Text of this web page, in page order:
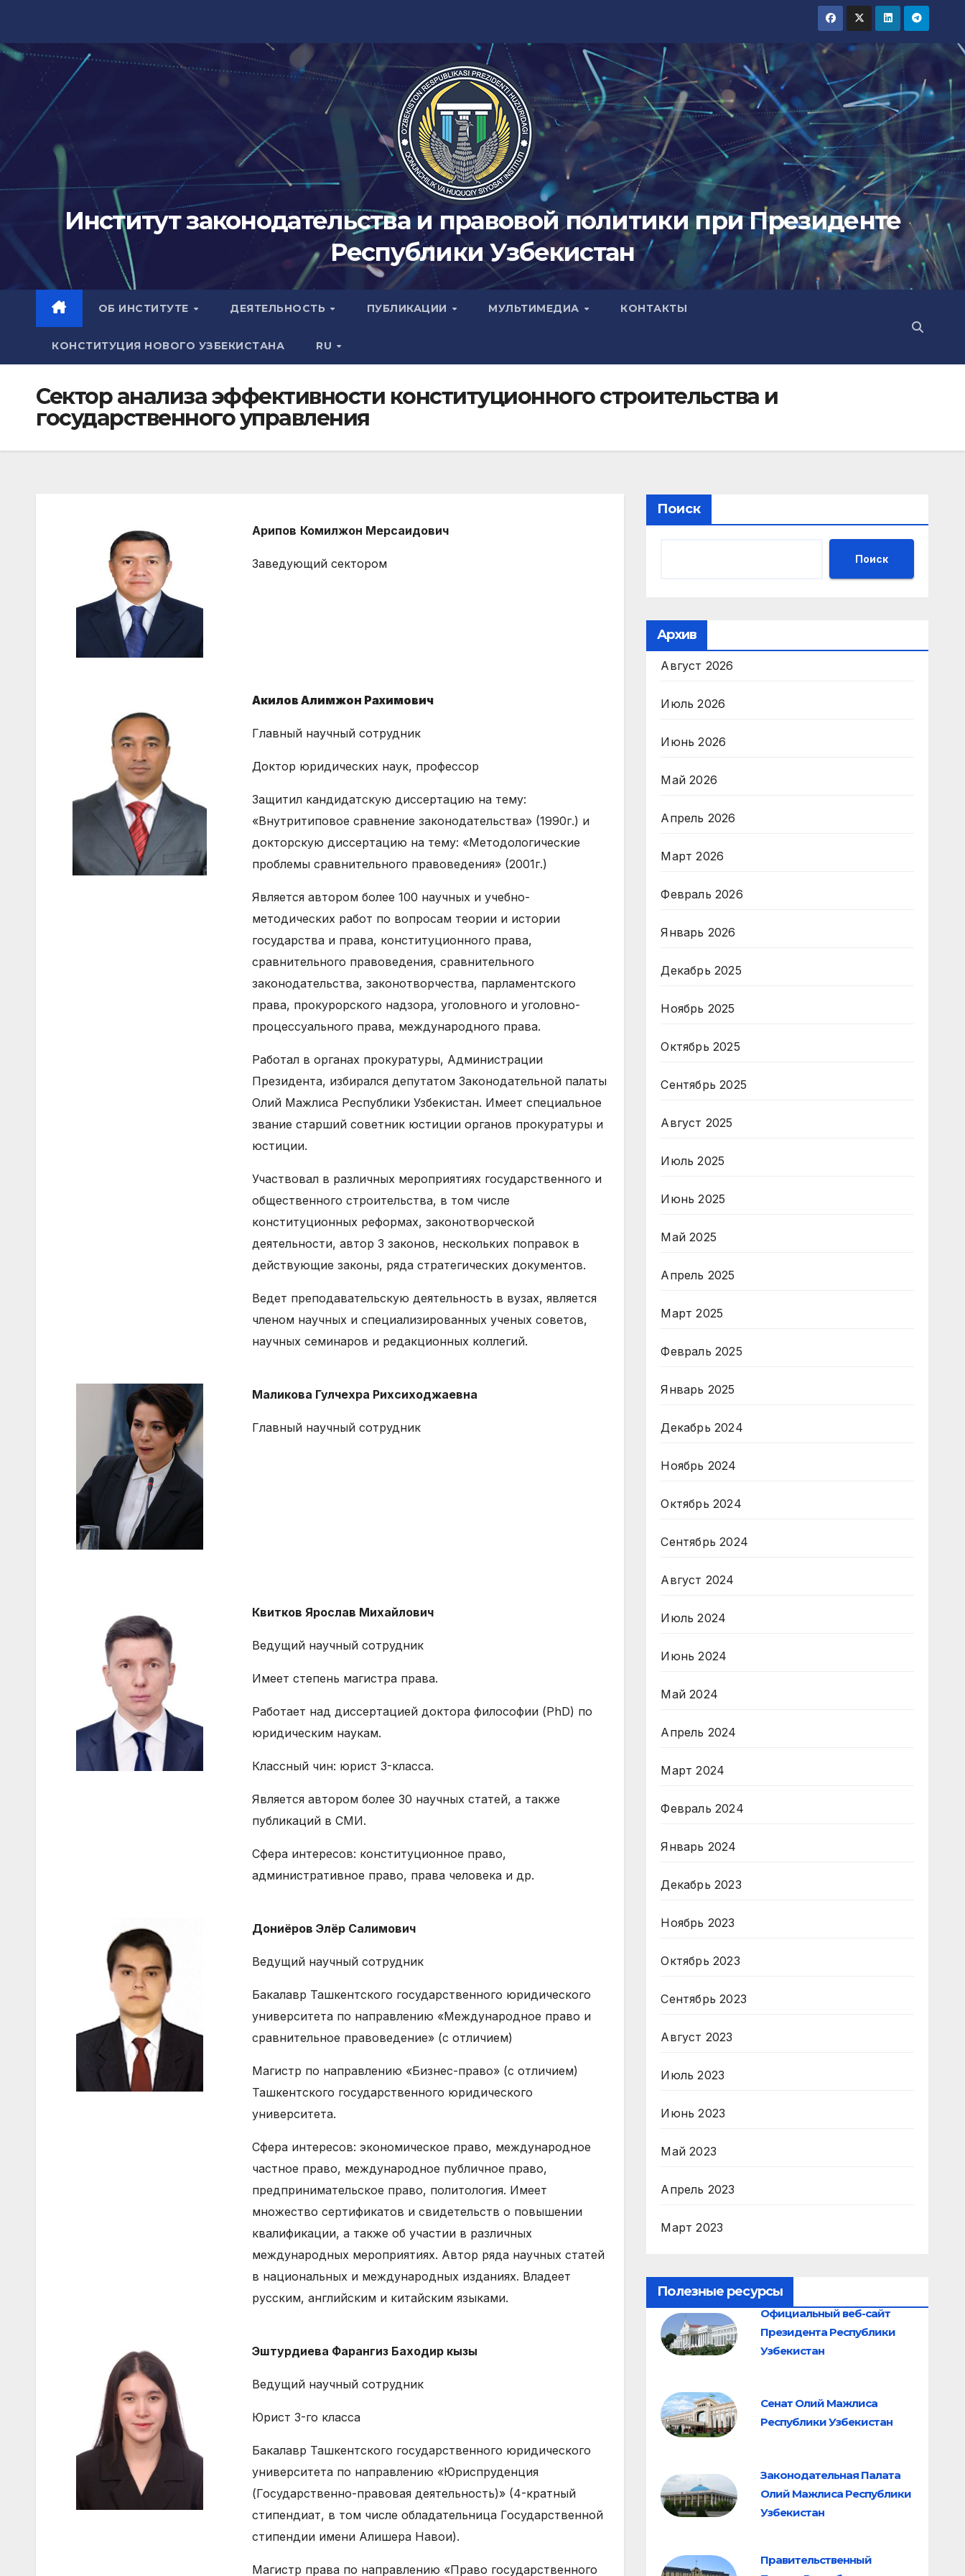
содержимому
Институт законодательства и правовой политики при Президенте
Республики Узбекистан
ОБ ИНСТИТУТЕ ДЕЯТЕЛЬНОСТЬ ПУБЛИКАЦИИ МУЛЬТИМЕДИА КОНТАКТЫ
КОНСТИТУЦИЯ НОВОГО УЗБЕКИСТАНА RU
Сектор анализа эффективности конституционного строительства и
государственного управления
Арипов Комилжон Мерсаидович
Заведующий сектором
Акилов Алимжон Рахимович
Главный научный сотрудник
Доктор юридических наук, профессор
Защитил кандидатскую диссертацию на тему:
«Внутритиповое сравнение законодательства» (1990г.) и
докторскую диссертацию на тему: «Методологические
проблемы сравнительного правоведения» (2001г.)
Является автором более 100 научных и учебно-
методических работ по вопросам теории и истории
государства и права, конституционного права,
сравнительного правоведения, сравнительного
законодательства, законотворчества, парламентского
права, прокурорского надзора, уголовного и уголовно-
процессуального права, международного права.
Работал в органах прокуратуры, Администрации
Президента, избирался депутатом Законодательной палаты
Олий Мажлиса Республики Узбекистан. Имеет специальное
звание старший советник юстиции органов прокуратуры и
юстиции.
Участвовал в различных мероприятиях государственного и
общественного строительства, в том числе
конституционных реформах, законотворческой
деятельности, автор 3 законов, нескольких поправок в
действующие законы, ряда стратегических документов.
Ведет преподавательскую деятельность в вузах, является
членом научных и специализированных ученых советов,
научных семинаров и редакционных коллегий.
Маликова Гулчехра Рихсиходжаевна
Главный научный сотрудник
Квитков Ярослав Михайлович
Ведущий научный сотрудник
Имеет степень магистра права.
Работает над диссертацией доктора философии (PhD) по
юридическим наукам.
Классный чин: юрист 3-класса.
Является автором более 30 научных статей, а также
публикаций в СМИ.
Сфера интересов: конституционное право,
административное право, права человека и др.
Дониёров Элёр Салимович
Ведущий научный сотрудник
Бакалавр Ташкентского государственного юридического
университета по направлению «Международное право и
сравнительное правоведение» (с отличием)
Магистр по направлению «Бизнес-право» (с отличием)
Ташкентского государственного юридического
университета.
Сфера интересов: экономическое право, международное
частное право, международное публичное право,
предпринимательское право, политология. Имеет
множество сертификатов и свидетельств о повышении
квалификации, а также об участии в различных
международных мероприятиях. Автор ряда научных статей
в национальных и международных изданиях. Владеет
русским, английским и китайским языками.
Эштурдиева Фарангиз Баходир кызы
Ведущий научный сотрудник
Юрист 3-го класса
Бакалавр Ташкентского государственного юридического
университета по направлению «Юриспруденция
(Государственно-правовая деятельность)» (4-кратный
стипендиат, в том числе обладательница Государственной
стипендии имени Алишера Навои).
Магистр права по направлению «Право государственного
Поиск
Поиск
Архив
Август 2026
Июль 2026
Июнь 2026
Май 2026
Апрель 2026
Март 2026
Февраль 2026
Январь 2026
Декабрь 2025
Ноябрь 2025
Октябрь 2025
Сентябрь 2025
Август 2025
Июль 2025
Июнь 2025
Май 2025
Апрель 2025
Март 2025
Февраль 2025
Январь 2025
Декабрь 2024
Ноябрь 2024
Октябрь 2024
Сентябрь 2024
Август 2024
Июль 2024
Июнь 2024
Май 2024
Апрель 2024
Март 2024
Февраль 2024
Январь 2024
Декабрь 2023
Ноябрь 2023
Октябрь 2023
Сентябрь 2023
Август 2023
Июль 2023
Июнь 2023
Май 2023
Апрель 2023
Март 2023
Полезные ресурсы
Официальный веб-сайт
Президента Республики
Узбекистан
Сенат Олий Мажлиса
Республики Узбекистан
Законодательная Палата
Олий Мажлиса Республики
Узбекистан
Правительственный